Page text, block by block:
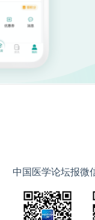
中国医学论坛报微